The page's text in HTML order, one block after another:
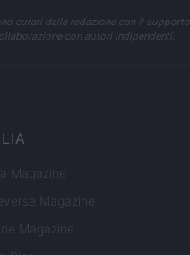
curati dalla redazione con il
con autori indipendenti.
Magazine
Magazine
Magazine